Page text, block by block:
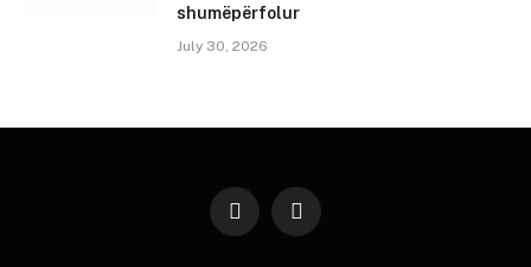
shumëpërfolur
July 30, 2026
InstagramYouTube